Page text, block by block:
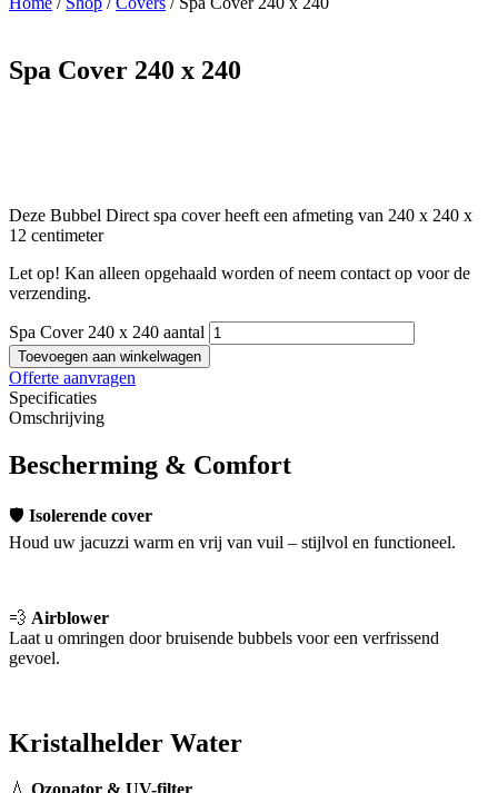
Spa Cover 240 x 240
Deze Bubbel Direct spa cover heeft een afmeting van 240 x 240 x
12 centimeter
Let op! Kan alleen opgehaald worden of neem contact op voor de
verzending.
Spa Cover 240 x 240 aantal
Toevoegen aan winkelwagen
Offerte aanvragen
Specificaties
Omschrijving
Bescherming & Comfort
🛡 Isolerende cover
Houd uw jacuzzi warm en vrij van vuil – stijlvol en functioneel.
💨 Airblower
Laat u omringen door bruisende bubbels voor een verfrissend
gevoel.
Kristalhelder Water